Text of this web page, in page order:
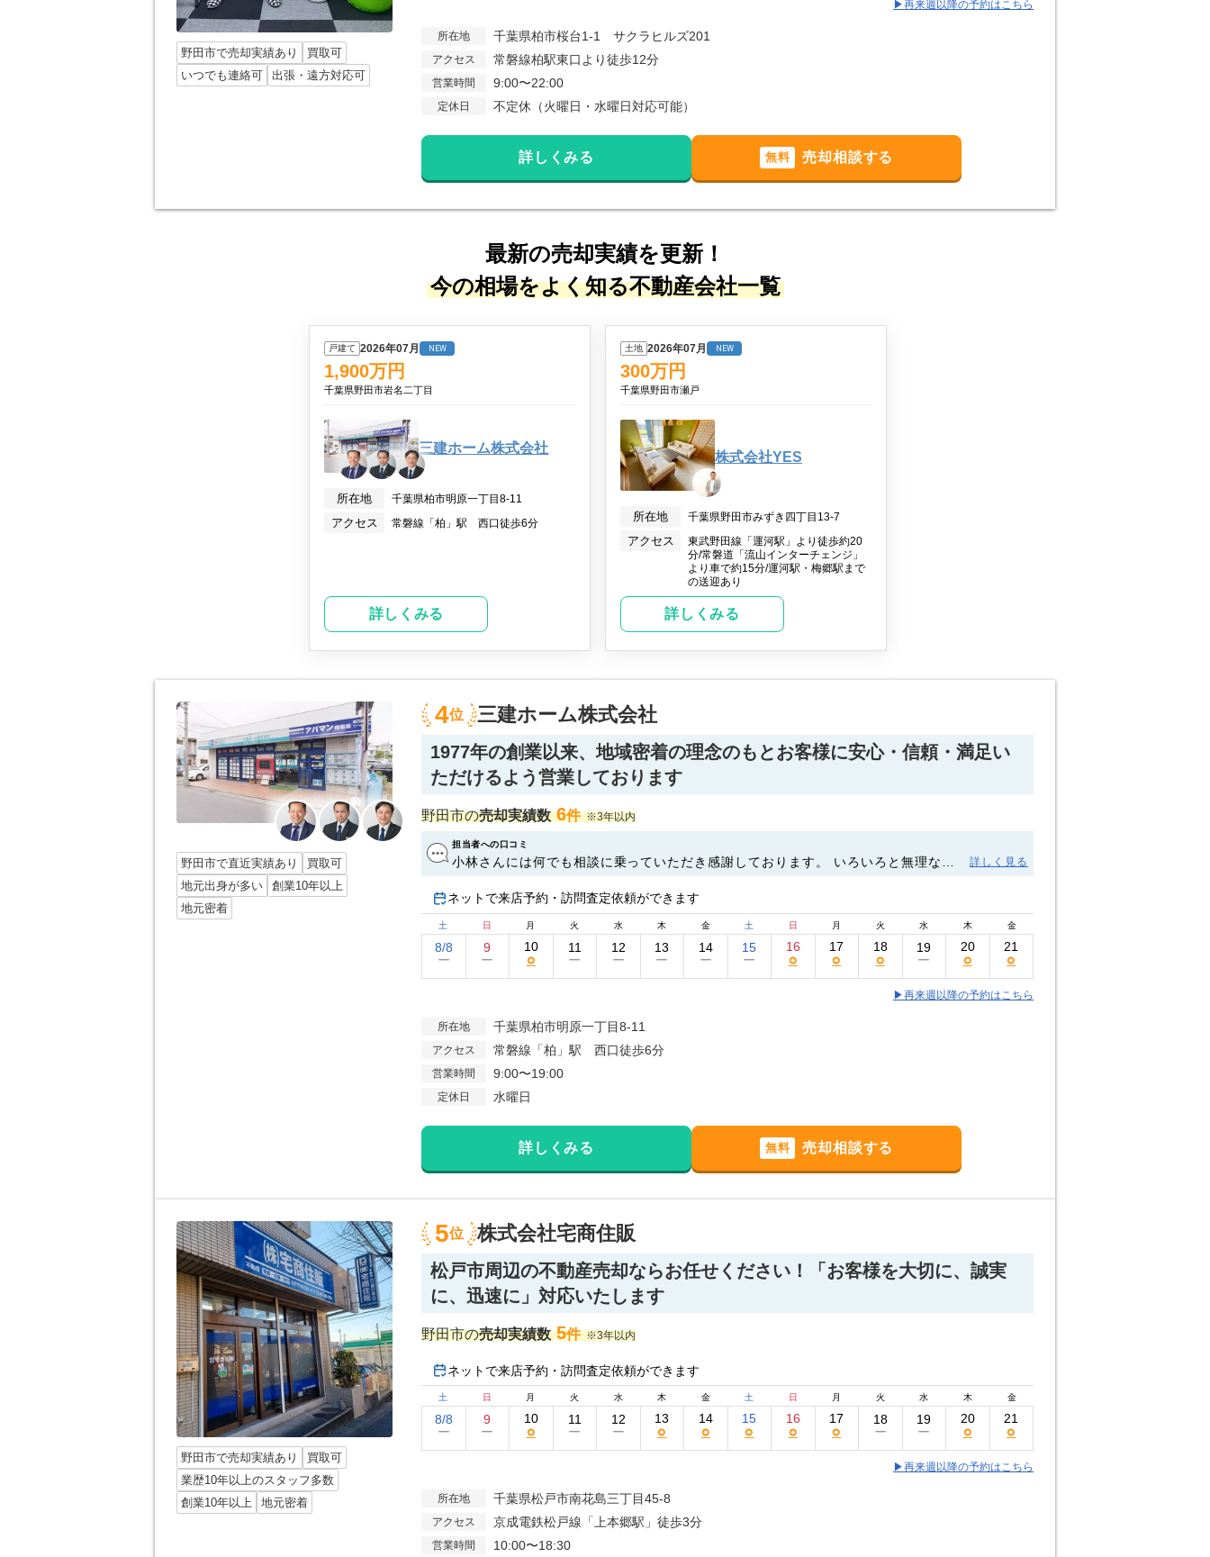
野田市で売却実績あり
買取可
いつでも連絡可
出張・遠方対応可
▶再来週以降の予約はこちら
所在地 千葉県柏市桜台1-1 サクラヒルズ201
アクセス 常磐線柏駅東口より徒歩12分
営業時間 9:00〜22:00
定休日 不定休（火曜日・水曜日対応可能）
詳しくみる 無料 売却相談する
最新の売却実績を更新！
今の相場をよく知る不動産会社一覧
戸建て 2026年07月 NEW
1,900万円
千葉県野田市岩名二丁目
三建ホーム株式会社
所在地 千葉県柏市明原一丁目8-11
アクセス 常磐線「柏」駅 西口徒歩6分
詳しくみる
土地 2026年07月 NEW
300万円
千葉県野田市瀬戸
株式会社YES
所在地 千葉県野田市みずき四丁目13-7
アクセス
東武野田線「運河駅」より徒歩約20
分/常磐道「流山インターチェンジ」
より車で約15分/運河駅・梅郷駅まで
の送迎あり
詳しくみる
野田市で直近実績あり
買取可
地元出身が多い
創業10年以上
地元密着
4位 三建ホーム株式会社
1977年の創業以来、地域密着の理念のもとお客様に安心・信頼・満足い
ただけるよう営業しております
野田市の売却実績数 6件 ※3年以内
担当者への口コミ
小林さんには何でも相談に乗っていただき感謝しております。 いろいろと無理なこ
ることができました。 ありがとうございました。 今後も持前の明るさ、ガッツで頑
張って下さい。
詳しく見る
ネットで来店予約・訪問査定依頼ができます
土 日 月 火 水 木 金 土 日 月 火 水 木 金
8/8
ー
9
ー
10
○
11
ー
12
ー
13
ー
14
ー
15
ー
16
○
17
○
18
○
19
ー
20
○
21
○
▶再来週以降の予約はこちら
所在地 千葉県柏市明原一丁目8-11
アクセス 常磐線「柏」駅 西口徒歩6分
営業時間 9:00〜19:00
定休日 水曜日
詳しくみる 無料 売却相談する
野田市で売却実績あり
買取可
業歴10年以上のスタッフ多数
創業10年以上
地元密着
5位 株式会社宅商住販
松戸市周辺の不動産売却ならお任せください！「お客様を大切に、誠実
に、迅速に」対応いたします
野田市の売却実績数 5件 ※3年以内
ネットで来店予約・訪問査定依頼ができます
土 日 月 火 水 木 金 土 日 月 火 水 木 金
8/8
ー
9
ー
10
○
11
ー
12
ー
13
○
14
○
15
○
16
○
17
○
18
ー
19
ー
20
○
21
○
▶再来週以降の予約はこちら
所在地 千葉県松戸市南花島三丁目45-8
アクセス 京成電鉄松戸線「上本郷駅」徒歩3分
営業時間 10:00〜18:30